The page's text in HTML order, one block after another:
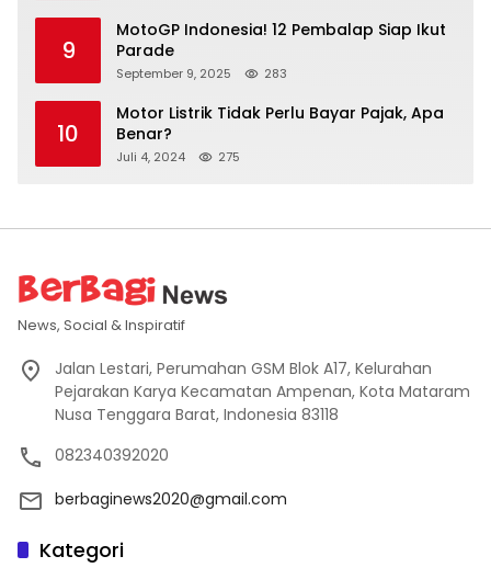
9
MotoGP Indonesia! 12 Pembalap Siap Ikut
Parade
September 9, 2025 283
10
Motor Listrik Tidak Perlu Bayar Pajak, Apa
Benar?
Juli 4, 2024 275
News, Social & Inspiratif
Jalan Lestari, Perumahan GSM Blok A17, Kelurahan
Pejarakan Karya Kecamatan Ampenan, Kota Mataram
Nusa Tenggara Barat, Indonesia 83118
082340392020
berbaginews2020@gmail.com
Kategori